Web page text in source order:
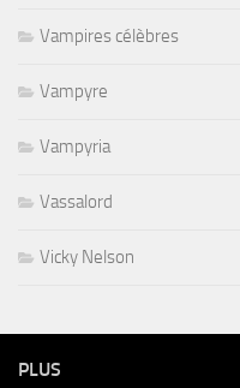
Vampires célèbres
Vampyre
Vampyria
Vassalord
Vicky Nelson
PLUS